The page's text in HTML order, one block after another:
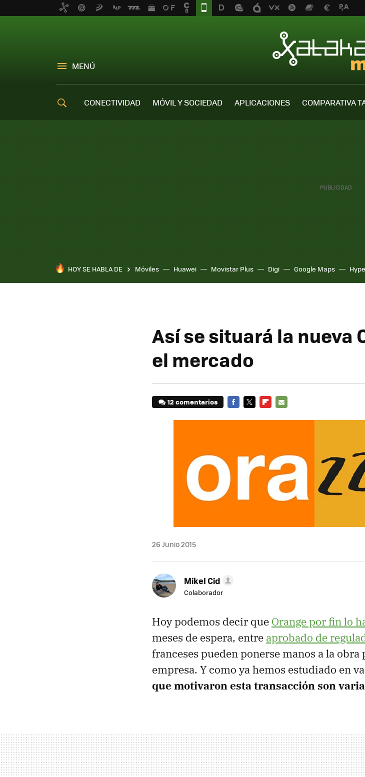
MENÚ
CONECTIVIDAD MÓVIL Y SOCIEDAD APLICACIONES COMPARATIVA
HOY SE HABLA DE Móviles Huawei Movistar Plus Digi Google Maps
Así se situará la nueva
el mercado
12 comentarios
26 Junio 2015
Mikel Cid
Colaborador
Hoy podemos decir que Orange por fin lo
meses de espera, entre aprobado de
franceses pueden ponerse manos a la
empresa. Y como ya hemos estudiado en
que motivaron esta transacción son